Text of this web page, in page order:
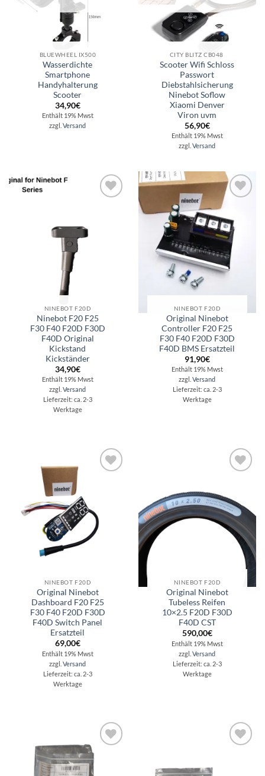
BLUEWHEEL IX500
Wasserdichte
Smartphone
Handyhalterung
Scooter
34,90€
Enthält 19% Mwst
zzgl.Versand
CITY BLITZ CB048
Scooter Wifi Schloss
Passwort
Diebstahlsicherung
Ninebot Soflow
Xiaomi Denver
Viron uvm
56,90€
Enthält 19% Mwst
zzgl.Versand
NINEBOT F20D
Ninebot F20 F25
F30 F40 F20D F30D
F40D Original
Kickstand
Kickständer
34,90€
Enthält 19% Mwst
zzgl.Versand
Lieferzeit: ca. 2-3
Werktage
Auf die
Wunschliste
NINEBOT F20D
Original Ninebot
Controller F20 F25
F30 F40 F20D F30D
F40D BMS Ersatzteil
91,90€
Enthält 19% Mwst
zzgl.Versand
Lieferzeit: ca. 2-3
Werktage
Wunschliste
NINEBOT F20D
Original Ninebot
Dashboard F20 F25
F30 F40 F20D F30D
F40D Switch Panel
Ersatzteil
69,00€
Enthält 19% Mwst
zzgl.Versand
Lieferzeit: ca. 2-3
Werktage
Wunschliste
NINEBOT F20D
Original Ninebot
Tubeless Reifen
10×2.5 F20D F30D
F40D CST
590,00€
Enthält 19% Mwst
zzgl.Versand
Lieferzeit: ca. 2-3
Werktage
Auf die
Wunschliste
Wunschliste